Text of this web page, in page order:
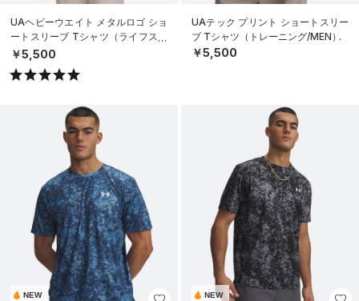
UAヘビーウエイト メタルロゴ ショ
ートスリーブ Tシャツ（ライフスタ
イル/MEN）
￥5,500
UAテック プリント ショートスリー
ブ Tシャツ（トレーニング/MEN）
￥5,500
NEW NEW